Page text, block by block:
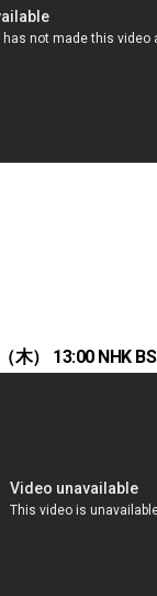
木） 13:00 NHK BS